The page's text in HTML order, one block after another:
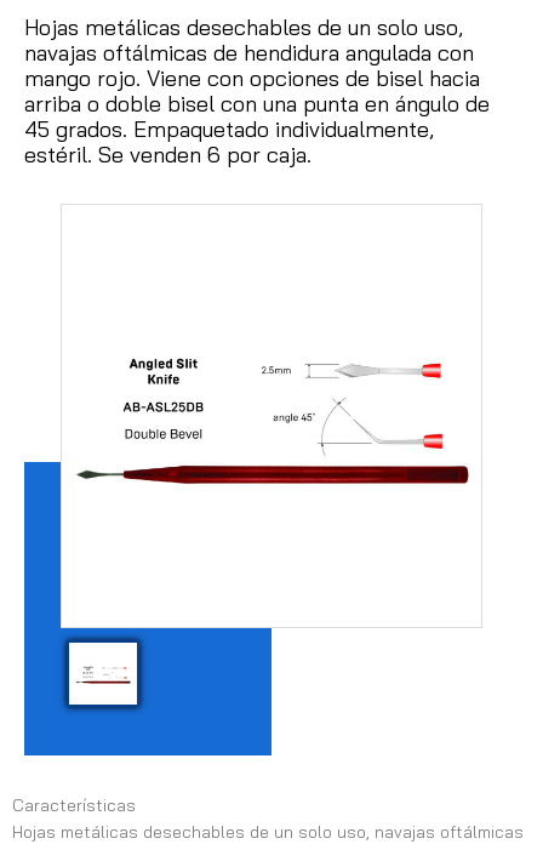
Hojas metálicas desechables de un solo uso,
navajas oftálmicas de hendidura angulada con
mango rojo. Viene con opciones de bisel hacia
arriba o doble bisel con una punta en ángulo de
45 grados. Empaquetado individualmente,
estéril. Se venden 6 por caja.
Características
Hojas metálicas desechables de un solo uso, navajas oftálmicas